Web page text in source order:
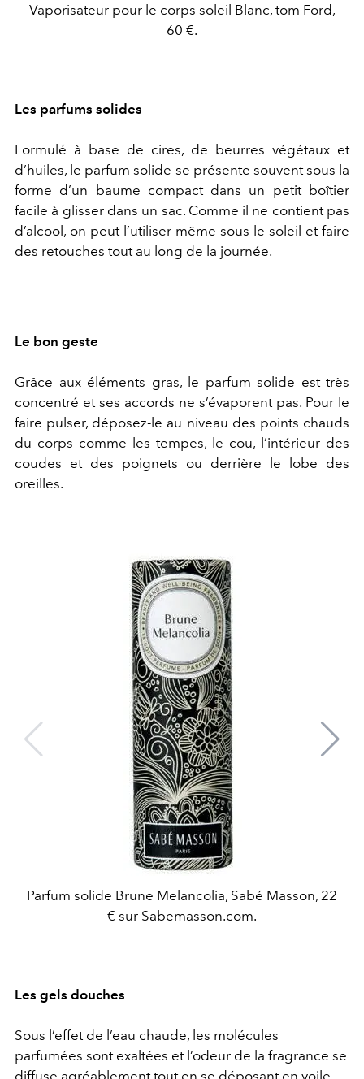
Vaporisateur pour le corps soleil Blanc, tom Ford,
60 €.
Les parfums solides
Formulé à base de cires, de beurres végétaux et
d’huiles, le parfum solide se présente souvent sous la
forme d’un baume compact dans un petit boîtier
facile à glisser dans un sac. Comme il ne contient pas
d’alcool, on peut l’utiliser même sous le soleil et faire
des retouches tout au long de la journée.
Le bon geste
Grâce aux éléments gras, le parfum solide est très
concentré et ses accords ne s’évaporent pas. Pour le
faire pulser, déposez-le au niveau des points chauds
du corps comme les tempes, le cou, l’intérieur des
coudes et des poignets ou derrière le lobe des
oreilles.
Parfum solide Brune Melancolia, Sabé Masson, 22
€ sur Sabemasson.com.
Les gels douches
Sous l’effet de l’eau chaude, les molécules
parfumées sont exaltées et l’odeur de la fragrance se
diffuse agréablement tout en se déposant en voile